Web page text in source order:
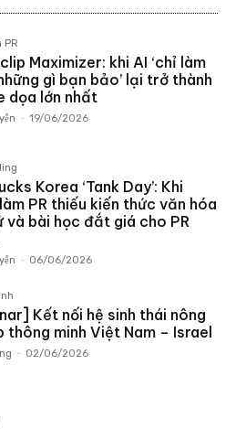
PR
Maximizer: khi AI ‘chỉ làm
gì bạn bảo’ lại trở thành
dọa lớn nhất
- 19/06/2026
Korea ‘Tank Day’: Khi
PR thiếu kiến thức văn hóa
và bài học đắt giá cho PR
- 06/06/2026
Kết nối hệ sinh thái nông
thông minh Việt Nam – Israel
- 02/06/2026